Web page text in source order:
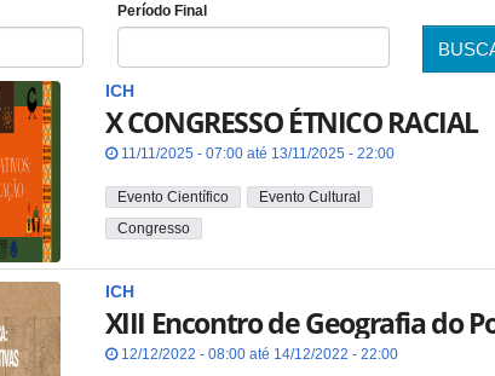
Período Final
ICH
X CONGRESSO ÉTNICO RACIAL
11/11/2025 - 07:00 até 13/11/2025 - 22:00
Evento Científico
Evento Cultural
Congresso
ICH
XIII Encontro de Geografia do
12/12/2022 - 08:00 até 14/12/2022 - 22:00